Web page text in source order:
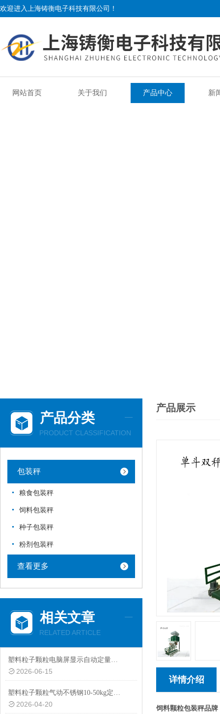
欢迎进入上海铸衡电子科技有限公司！
网站首页 关于我们 产品中心 新
产品分类
PRODUCT CLASSIFICATION
包装秤
粮食包装秤
饲料包装秤
种子包装秤
粉剂包装秤
查看更多
相关文章
RELATED ARTICLE
塑料粒子颗粒电脑屏显示自动定量包装秤20-50kg
2026-06-15
塑料粒子颗粒气动不锈钢10-50kg定量包装秤设备
2026-04-20
产品展示
详情介绍
饲料颗粒包装秤品牌